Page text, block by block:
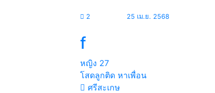
2 25 เม.ย. 2568
f
หญิง 27
โสดลูกติด หาเพื่อน
ศรีสะเกษ